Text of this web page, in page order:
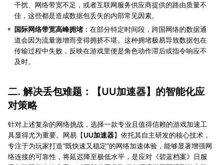
干扰、网络带宽不足，或者互联网服务供应商提供的路由质量不
佳，这些都是造成数据包丢失的内部常见因素。
国际网络带宽高峰拥堵 ：在部分特定时间段，跨国网络的数据通
道会因为流量激增而变得拥挤不堪。这种拥堵极易导致数据包在
传输过程中失败，反映在游戏里便是角色动作滞后或指令响应不
及时。
二. 解决丢包难题：【UU加速器】的智能化应
对策略
针对上述复杂的网络挑战，选择一款专业且值得信赖的游戏加速工
具显得尤为重要。网易【UU加速器】依托其自主研发的核心技术，
专注于为玩家打造“既快速又稳定”的网络加速体验，能够显著增强网
络连接的可靠性，将延迟降至极低水平，是应对《碧蓝档案》日服